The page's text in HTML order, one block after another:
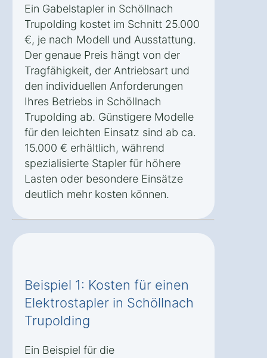
Ein Gabelstapler in Schöllnach
Trupolding kostet im Schnitt 25.000
€, je nach Modell und Ausstattung.
Der genaue Preis hängt von der
Tragfähigkeit, der Antriebsart und
den individuellen Anforderungen
Ihres Betriebs in Schöllnach
Trupolding ab. Günstigere Modelle
für den leichten Einsatz sind ab ca.
15.000 € erhältlich, während
spezialisierte Stapler für höhere
Lasten oder besondere Einsätze
deutlich mehr kosten können.
Beispiel 1: Kosten für einen
Elektrostapler in Schöllnach
Trupolding
Ein Beispiel für die